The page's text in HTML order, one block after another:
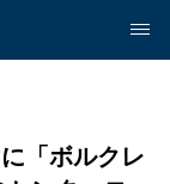
「ボルクレ